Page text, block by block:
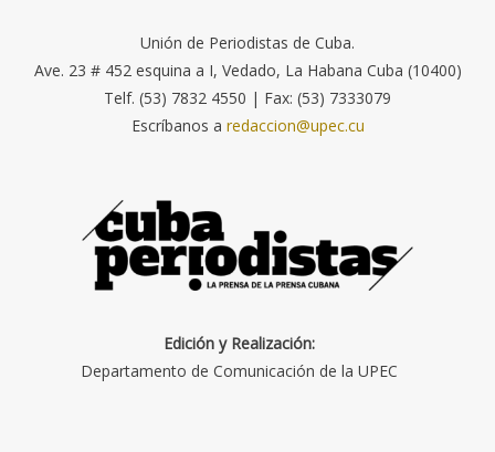
Unión de Periodistas de Cuba.
Ave. 23 # 452 esquina a I, Vedado, La Habana Cuba (10400)
Telf. (53) 7832 4550 | Fax: (53) 7333079
Escríbanos a redaccion@upec.cu
Edición y Realización:
Departamento de Comunicación de la UPEC